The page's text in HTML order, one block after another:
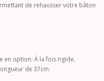
de rehausser votre bâton
en option. À la fois rigide,
de 37cm.